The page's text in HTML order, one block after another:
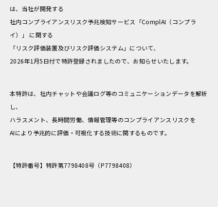
は、当社が開発する
社内コンプライアンスリスク予兆検知サービス「ComplAI（コンプラ
イ）」 に関する
「リスク評価装置及びリスク評価システム」について、
2026年1月5日付で特許登録されましたので、お知らせいたします。
本特許は、社内チャットや会議ログ等のコミュニケーションデータを解析
し、
ハラスメント、長時間労働、情報管理等のコンプライアンスリスクを
AIにより予兆的に評価・可視化する技術に関するものです。
【特許番号】特許第7798408号（P7798408）